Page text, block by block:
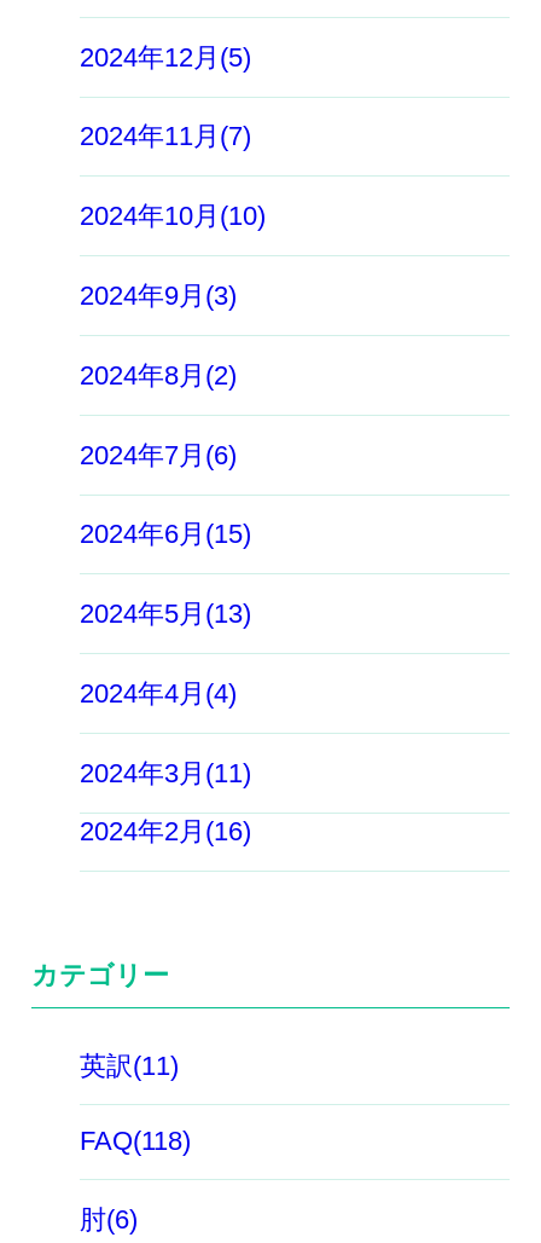
2024年12月(5)
2024年11月(7)
2024年10月(10)
2024年9月(3)
2024年8月(2)
2024年7月(6)
2024年6月(15)
2024年5月(13)
2024年4月(4)
2024年3月(11)
2024年2月(16)
カテゴリー
英訳(11)
FAQ(118)
肘(6)